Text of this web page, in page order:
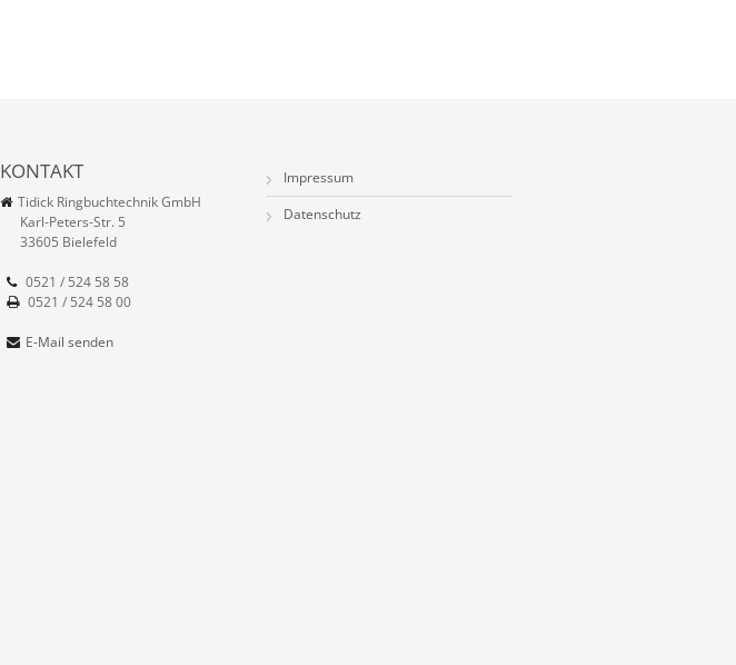
KONTAKT
Tidick Ringbuchtechnik GmbH
Karl-Peters-Str. 5
33605 Bielefeld
0521 / 524 58 58
0521 / 524 58 00
E-Mail senden
Impressum
Datenschutz